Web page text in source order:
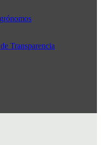
Transparencia